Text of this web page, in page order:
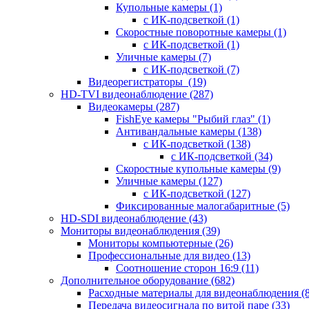
Купольные камеры (1)
с ИК-подсветкой (1)
Скоростные поворотные камеры (1)
с ИК-подсветкой (1)
Уличные камеры (7)
с ИК-подсветкой (7)
Видеорегистраторы (19)
HD-TVI видеонаблюдение (287)
Видеокамеры (287)
FishEye камеры "Рыбий глаз" (1)
Антивандальные камеры (138)
с ИК-подсветкой (138)
с ИК-подсветкой (34)
Скоростные купольные камеры (9)
Уличные камеры (127)
с ИК-подсветкой (127)
Фиксированные малогабаритные (5)
HD-SDI видеонаблюдение (43)
Мониторы видеонаблюдения (39)
Мониторы компьютерные (26)
Профессиональные для видео (13)
Соотношение сторон 16:9 (11)
Дополнительное оборудование (682)
Расходные материалы для видеонаблюдения
Передача видеосигнала по витой паре (33)